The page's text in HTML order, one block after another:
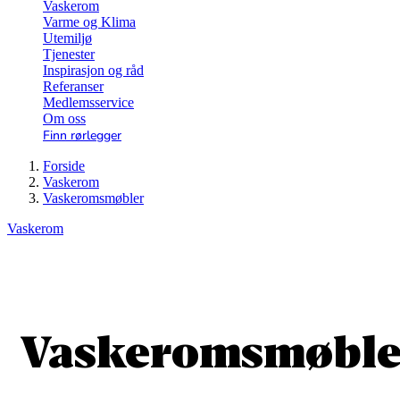
Vaskerom
Varme og Klima
Utemiljø
Tjenester
Inspirasjon og råd
Referanser
Medlemsservice
Om oss
Finn rørlegger
Forside
Vaskerom
Vaskeromsmøbler
Vaskerom